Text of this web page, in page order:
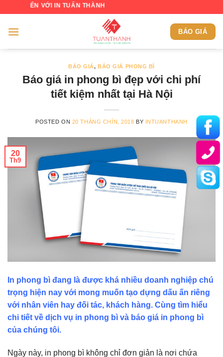
content
VỚI IN TUẤN THÀNH
BÁO GIÁ
BÁO GIÁ,BÁO GIÁ PHONG BÌ
Báo giá in phong bì đẹp với chi phí
tiết kiệm nhất tại Hà Nội
POSTED ON 20 THÁNG CHÍN, 2018 BY INTUANTHANH
20
Th9
In phong bì đang là được khá nhiều doanh nghiệp chú
trọng hiện nay với mong muốn tạo dựng dấu ấn riêng
với nhân viên hay đối tác, khách hàng. Cùng tìm hiểu
chi tiết về dịch vụ in phong bì và báo giá in phong bì
của chúng tôi.
Ngày này, in phong bì không chỉ đơn giản là nơi chứa